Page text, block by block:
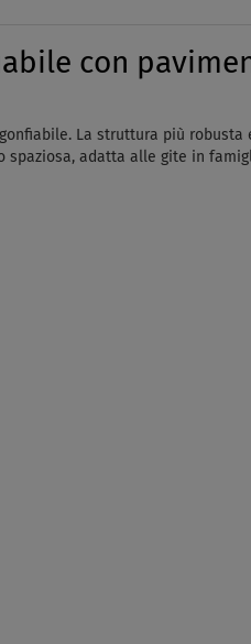
con
La struttura più robusta
spaziosa, adatta alle gite in